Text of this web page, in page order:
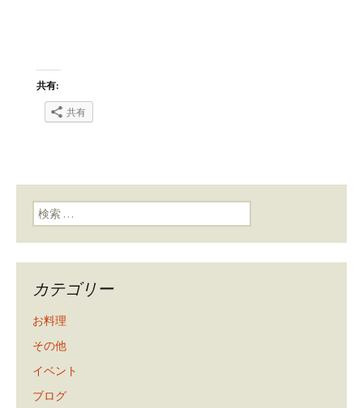
共有:
共有
検索:
カテゴリー
お料理
その他
イベント
ブログ